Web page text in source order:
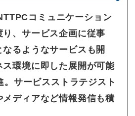
コミュニケーション
、サービス企画に従事
なるようなサービスも開
環境に即した展開が可能
サービスストラテジスト
メディアなど情報発信も積